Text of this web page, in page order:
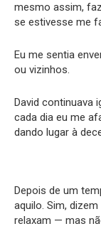
mesmo assim,
se estivesse me
Eu me sentia
ou vizinhos.
David continuava
cada dia eu me
dando lugar à
Depois de um
aquilo. Sim,
relaxam — mas